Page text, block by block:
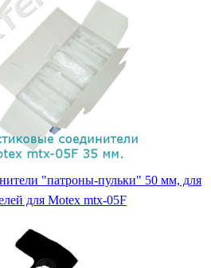
"патроны-пульки" 50 мм, для
для Motex mtx-05F